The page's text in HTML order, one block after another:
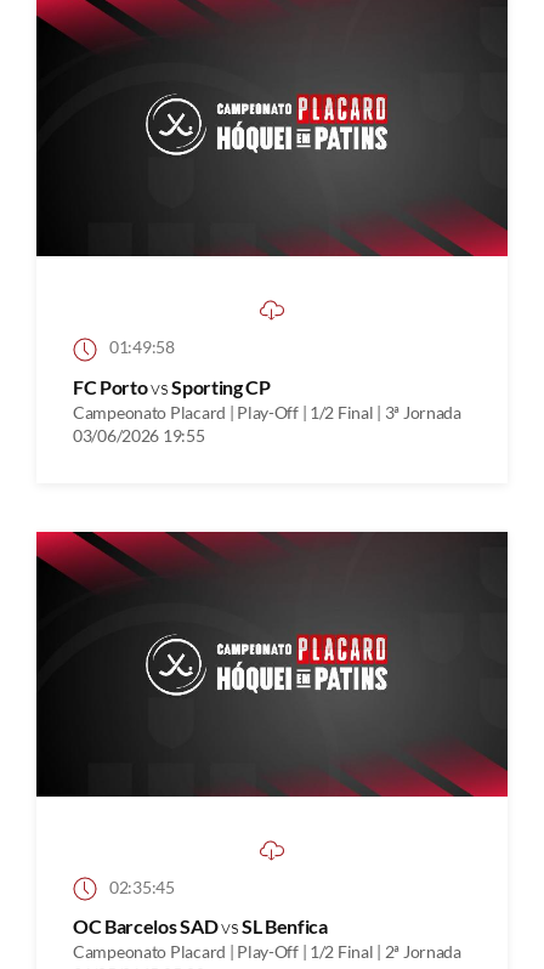
01:49:58
FC PortovsSporting CP
Campeonato Placard | Play-Off | 1/2 Final | 3ª Jornada
03/06/2026 19:55
02:35:45
OC Barcelos SADvsSL Benfica
Campeonato Placard | Play-Off | 1/2 Final | 2ª Jornada